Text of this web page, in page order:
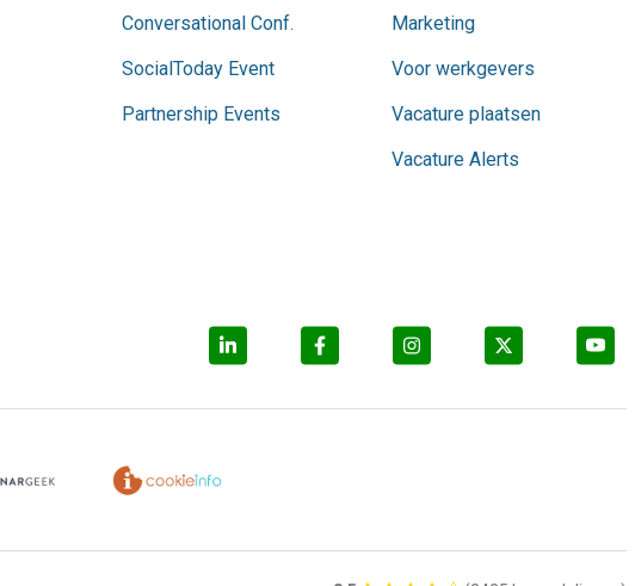
Conversational Conf.
SocialToday Event
Partnership Events
Marketing
Voor werkgevers
Vacature plaatsen
Vacature Alerts